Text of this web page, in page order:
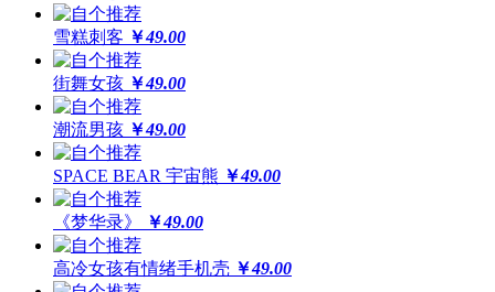
雪糕刺客 ￥49.00
街舞女孩 ￥49.00
潮流男孩 ￥49.00
SPACE BEAR 宇宙熊 ￥49.00
《梦华录》 ￥49.00
高冷女孩有情绪手机壳 ￥49.00